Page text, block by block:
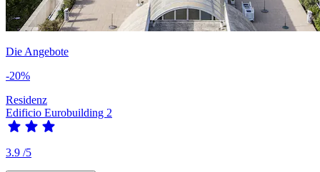
Die Angebote
-20%
Residenz
Edificio Eurobuilding 2
3.9 /5